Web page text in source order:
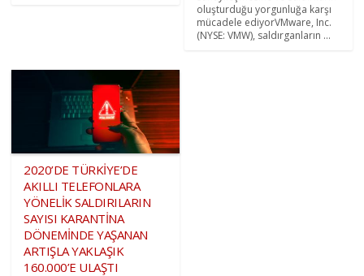
oluşturduğu yorgunluğa karşı
mücadele ediyorVMware, Inc.
(NYSE: VMW), saldırganların ...
2020’DE TÜRKİYE’DE
AKILLI TELEFONLARA
YÖNELİK SALDIRILARIN
SAYISI KARANTİNA
DÖNEMİNDE YAŞANAN
ARTIŞLA YAKLAŞIK
160.000’E ULAŞTI